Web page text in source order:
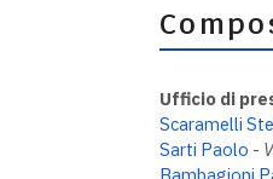
Ufficio di
Scaramelli
Sarti Paolo -